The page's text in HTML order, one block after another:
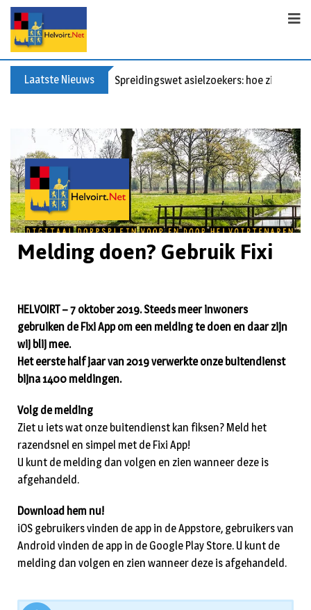
Laatste Nieuws Spreidingswet asielzoekers: hoe zit dat?
Melding doen? Gebruik Fixi
HELVOIRT – 7 oktober 2019. Steeds meer inwoners
gebruiken de Fixi App om een melding te doen en daar zijn
wij blij mee.
Het eerste half jaar van 2019 verwerkte onze buitendienst
bijna 1400 meldingen.
Volg de melding
Ziet u iets wat onze buitendienst kan fiksen? Meld het
razendsnel en simpel met de Fixi App!
U kunt de melding dan volgen en zien wanneer deze is
afgehandeld.
Download hem nu!
iOS gebruikers vinden de app in de Appstore, gebruikers van
Android vinden de app in de Google Play Store. U kunt de
melding dan volgen en zien wanneer deze is afgehandeld.